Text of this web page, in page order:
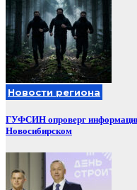
Новости региона
ГУФСИН опроверг
Новосибирском